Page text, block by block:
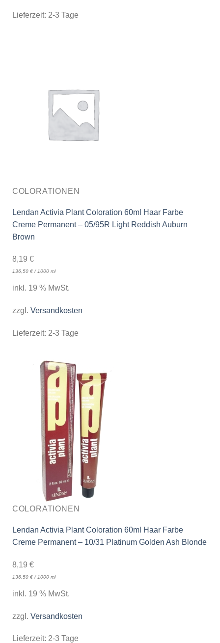
Lieferzeit: 2-3 Tage
COLORATIONEN
Lendan Activia Plant Coloration 60ml Haar Farbe
Creme Permanent – 05/95R Light Reddish Auburn
Brown
8,19 €
136,50 €/1000 ml
inkl. 19 % MwSt.
zzgl. Versandkosten
Lieferzeit: 2-3 Tage
COLORATIONEN
Lendan Activia Plant Coloration 60ml Haar Farbe
Creme Permanent – 10/31 Platinum Golden Ash Blonde
8,19 €
136,50 €/ 1000 ml
inkl. 19 % MwSt.
zzgl. Versandkosten
Lieferzeit: 2-3 Tage